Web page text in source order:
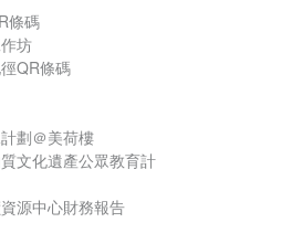
條碼
坊
QR條碼
劃＠美荷樓
文化遺產公眾教育計
源中心財務報告